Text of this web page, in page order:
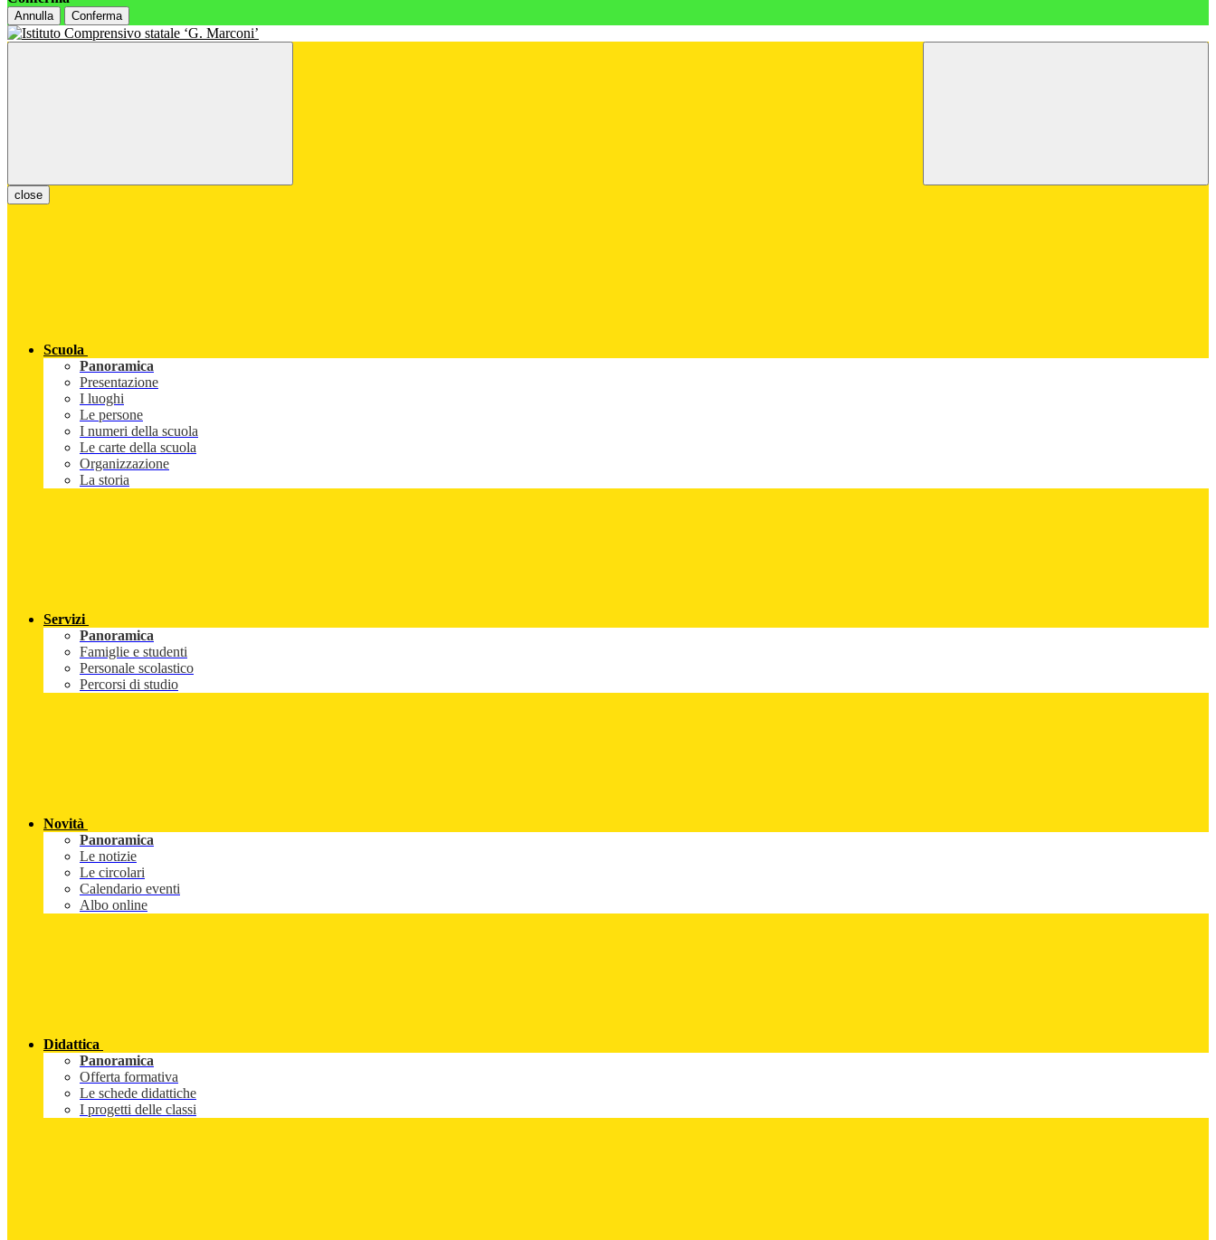
Annulla Conferma
close
Scuola
Panoramica
Presentazione
I luoghi
Le persone
I numeri della scuola
Le carte della scuola
Organizzazione
La storia
Servizi
Panoramica
Famiglie e studenti
Personale scolastico
Percorsi di studio
Novità
Panoramica
Le notizie
Le circolari
Calendario eventi
Albo online
Didattica
Panoramica
Offerta formativa
Le schede didattiche
I progetti delle classi